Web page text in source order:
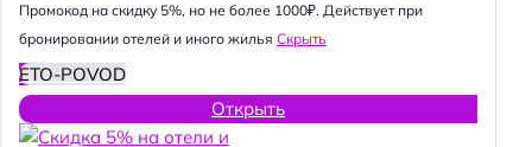
Промокод на скидку 5%, но не более 1000₽. Действует при
бронировании отелей и иного жилья Скрыть
ETO-POVOD
Открыть